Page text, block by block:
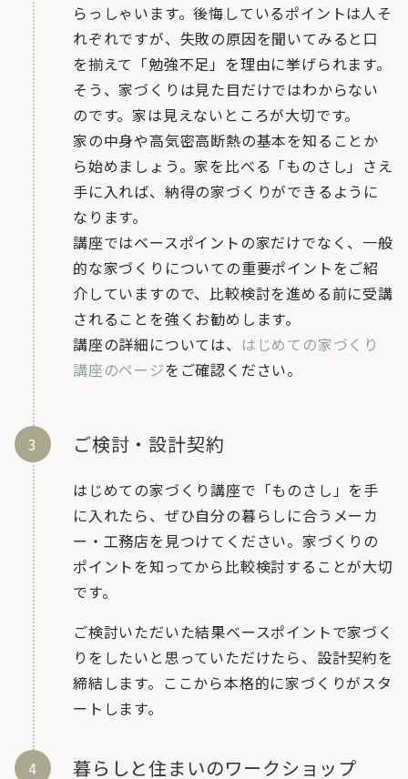
らっしゃいます。後悔しているポイントは人そ
れぞれですが、失敗の原因を聞いてみると口
を揃えて「勉強不足」を理由に挙げられます。
そう、家づくりは見た目だけではわからない
のです。家は見えないところが大切です。
家の中身や高気密高断熱の基本を知ることか
ら始めましょう。家を比べる「ものさし」さえ
手に入れば、納得の家づくりができるように
なります。
講座ではベースポイントの家だけでなく、一般
的な家づくりについての重要ポイントをご紹
介していますので、比較検討を進める前に受講
されることを強くお勧めします。
講座の詳細については、 はじめての家づくり
講座のページをご確認ください。
ご検討・設計契約
はじめての家づくり講座で「ものさし」を手
に入れたら、ぜひ自分の暮らしに合うメーカ
ー・工務店を見つけてください。家づくりの
ポイントを知ってから比較検討することが大切
です。
ご検討いただいた結果ベースポイントで家づく
りをしたいと思っていただけたら、設計契約を
締結します。ここから本格的に家づくりがスタ
ートします。
暮らしと住まいのワークショップ